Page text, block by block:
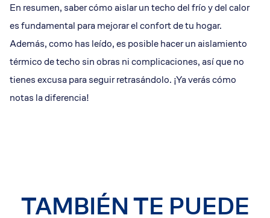
En resumen, saber cómo aislar un techo del frío y del calor
es fundamental para mejorar el confort de tu hogar.
Además, como has leído, es posible hacer un aislamiento
térmico de techo sin obras ni complicaciones, así que no
tienes excusa para seguir retrasándolo. ¡Ya verás cómo
notas la diferencia!
TAMBIÉN TE PUEDE